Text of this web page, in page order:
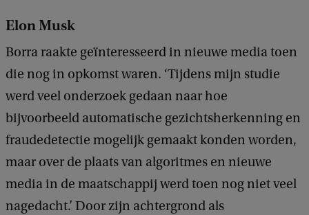
Elon Musk
Borra raakte geïnteresseerd in nieuwe media toen
die nog in opkomst waren. ‘Tijdens mijn studie
werd veel onderzoek gedaan naar hoe
bijvoorbeeld automatische gezichtsherkenning en
fraudedetectie mogelijk gemaakt konden worden,
maar over de plaats van algoritmes en nieuwe
media in de maatschappij werd toen nog niet veel
nagedacht.’ Door zijn achtergrond als